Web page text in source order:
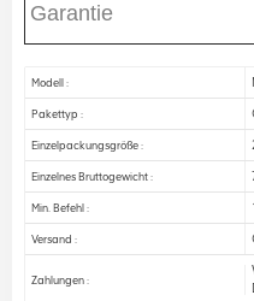
Garantie
Modell :
Pakettyp :
Einzelpackungsgröße :
Einzelnes Bruttogewicht :
Min. Befehl :
Versand :
Zahlungen :